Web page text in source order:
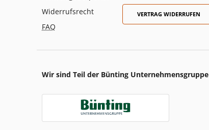
Widerrufsrecht
FAQ
VERTRAG WIDERRUFEN
Wir sind Teil der Bünting Unternehmensgruppe